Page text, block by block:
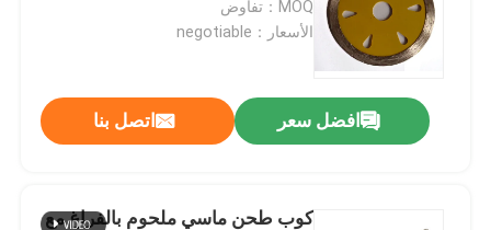
ماس لب لقمة
TCT التعميم المنشار بليد
MOQ：تفاوض
الأسعار：negotiable
افضل سعر اتصل بنا
كوب طحن ماسي ملحوم بالفراغ مع